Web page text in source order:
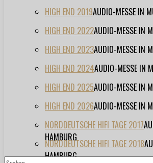
HIGH END 2019AUDIO-MESSE IN
HIGH END 2022AUDIO-MESSE IN
HIGH END 2023AUDIO-MESSE IN
HIGH END 2024AUDIO-MESSE IN
HIGH END 2025AUDIO-MESSE IN
HIGH END 2026AUDIO-MESSE IN
NORDDEUTSCHE HIFI TAGE 2017
HAMBURG
NORDDEUTSCHE HIFI TAGE 2018
HAMBURG